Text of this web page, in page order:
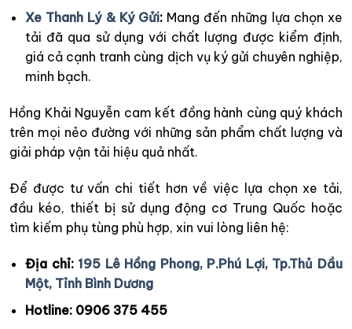
Xe Thanh Lý & Ký Gửi:Mang đến những lựa chọn xe
tải đã qua sử dụng với chất lượng được kiểm định,
giá cả cạnh tranh cùng dịch vụ ký gửi chuyên nghiệp,
minh bạch.
Hồng Khải Nguyễn cam kết đồng hành cùng quý khách
trên mọi nẻo đường với những sản phẩm chất lượng và
giải pháp vận tải hiệu quả nhất.
Để được tư vấn chi tiết hơn về việc lựa chọn xe tải,
đầu kéo, thiết bị sử dụng động cơ Trung Quốc hoặc
tìm kiếm phụ tùng phù hợp, xin vui lòng liên hệ:
Địa chỉ: 195 Lê Hồng Phong, P.Phú Lợi, Tp.Thủ Dầu
Một, Tỉnh Bình Dương
Hotline: 0906 375 455